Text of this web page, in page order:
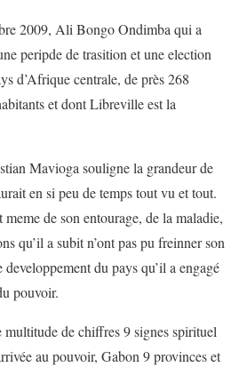
2009, Ali Bongo Ondimba qui a
peripde de trasition et une election
d’Afrique centrale, de près 268
et dont Libreville est la
Mavioga souligne la grandeur de
en si peu de temps tout vu et tout.
de son entourage, de la maladie,
qu’il a subit n’ont pas pu freinner son
developpement du pays qu’il a engagé
pouvoir.
de chiffres 9 signes spirituel
au pouvoir, Gabon 9 provinces et